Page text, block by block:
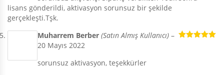
lisans gönderildi, aktivasyon sorunsuz bir şekilde
gerçekleşti.Tşk.
Muharrem Berber (Satın Almış Kullanıcı) –
20 Mayıs 2022
sorunsuz aktivasyon, teşekkürler